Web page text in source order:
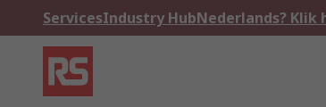
ServicesIndustry HubNederlands? Klik